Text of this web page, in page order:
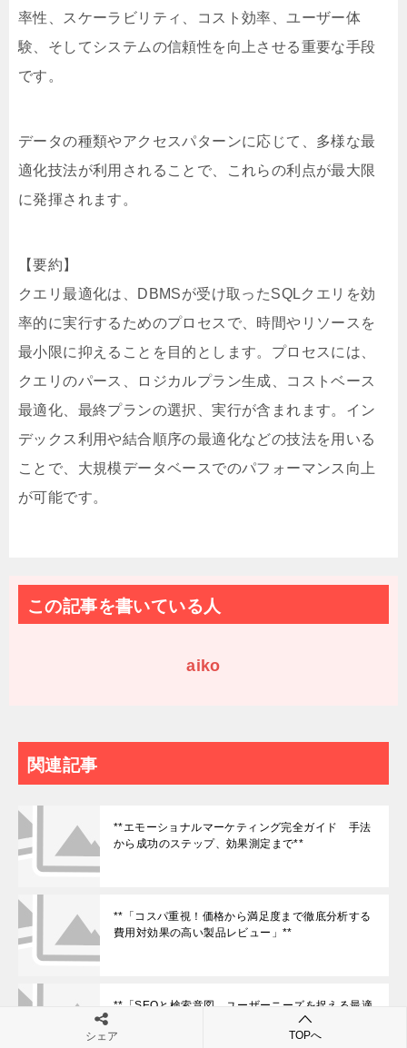
率性、スケーラビリティ、コスト効率、ユーザー体
験、そしてシステムの信頼性を向上させる重要な手段
です。
データの種類やアクセスパターンに応じて、多様な最
適化技法が利用されることで、これらの利点が最大限
に発揮されます。
【要約】
クエリ最適化は、DBMSが受け取ったSQLクエリを効
率的に実行するためのプロセスで、時間やリソースを
最小限に抑えることを目的とします。プロセスには、
クエリのパース、ロジカルプラン生成、コストベース
最適化、最終プランの選択、実行が含まれます。イン
デックス利用や結合順序の最適化などの技法を用いる
ことで、大規模データベースでのパフォーマンス向上
が可能です。
この記事を書いている人
aiko
関連記事
**エモーショナルマーケティング完全ガイド 手法
から成功のステップ、効果測定まで**
**「コスパ重視！価格から満足度まで徹底分析する
費用対効果の高い製品レビュー」**
**「SEOと検索意図 ユーザーニーズを捉える最適
シェア
TOPへ